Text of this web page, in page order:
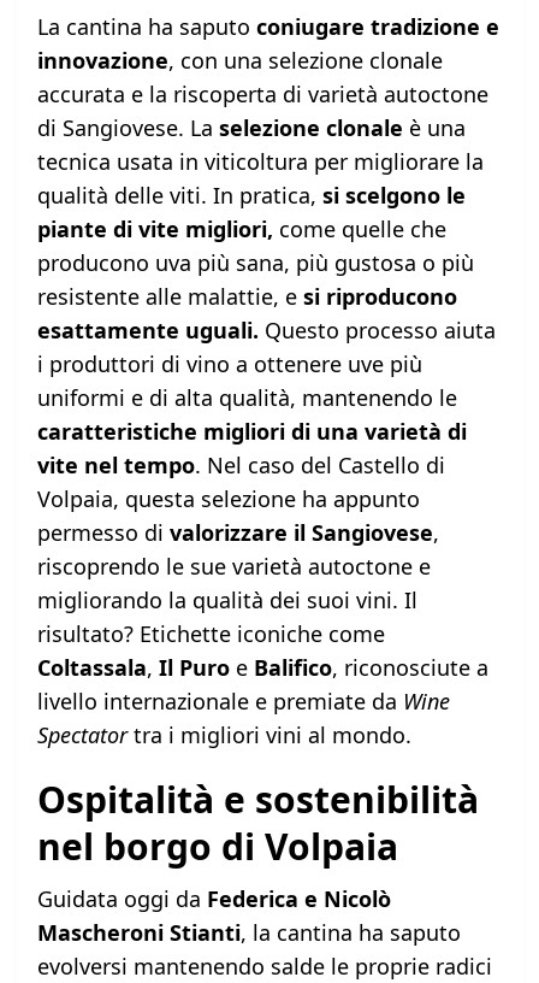
La cantina ha saputo coniugare tradizione e
innovazione, con una selezione clonale
accurata e la riscoperta di varietà autoctone
di Sangiovese. La selezione clonale è una
tecnica usata in viticoltura per migliorare la
qualità delle viti. In pratica, si scelgono le
piante di vite migliori, come quelle che
producono uva più sana, più gustosa o più
resistente alle malattie, e si riproducono
esattamente uguali. Questo processo aiuta
i produttori di vino a ottenere uve più
uniformi e di alta qualità, mantenendo le
caratteristiche migliori di una varietà di
vite nel tempo. Nel caso del Castello di
Volpaia, questa selezione ha appunto
permesso di valorizzare il Sangiovese,
riscoprendo le sue varietà autoctone e
migliorando la qualità dei suoi vini. Il
risultato? Etichette iconiche come
Coltassala, Il Puroe Balifico, riconosciute a
livello internazionale e premiate da Wine
Spectatortra i migliori vini al mondo.
Ospitalità e sostenibilità
nel borgo di Volpaia
Guidata oggi da Federica e Nicolò
Mascheroni Stianti, la cantina ha saputo
evolversi mantenendo salde le proprie radici